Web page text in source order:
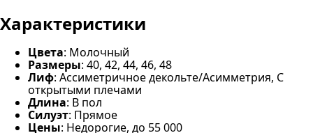
Характеристики
Цвета: Молочный
Размеры: 40, 42, 44, 46, 48
Лиф: Ассиметричное декольте/Асимметрия, С
открытыми плечами
Длина: В пол
Силуэт: Прямое
Цены: Недорогие, до 55 000